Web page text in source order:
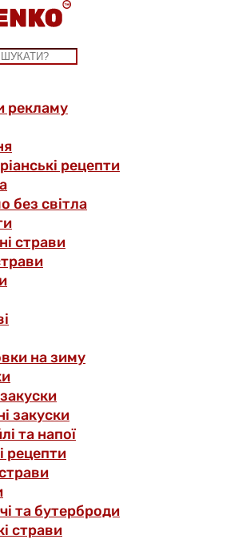
рекламу
рецепти
без світла
страви
на зиму
закуски
та напої
рецепти
та бутерброди
страви